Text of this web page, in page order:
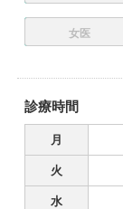
女医
診療時間
月
火
水